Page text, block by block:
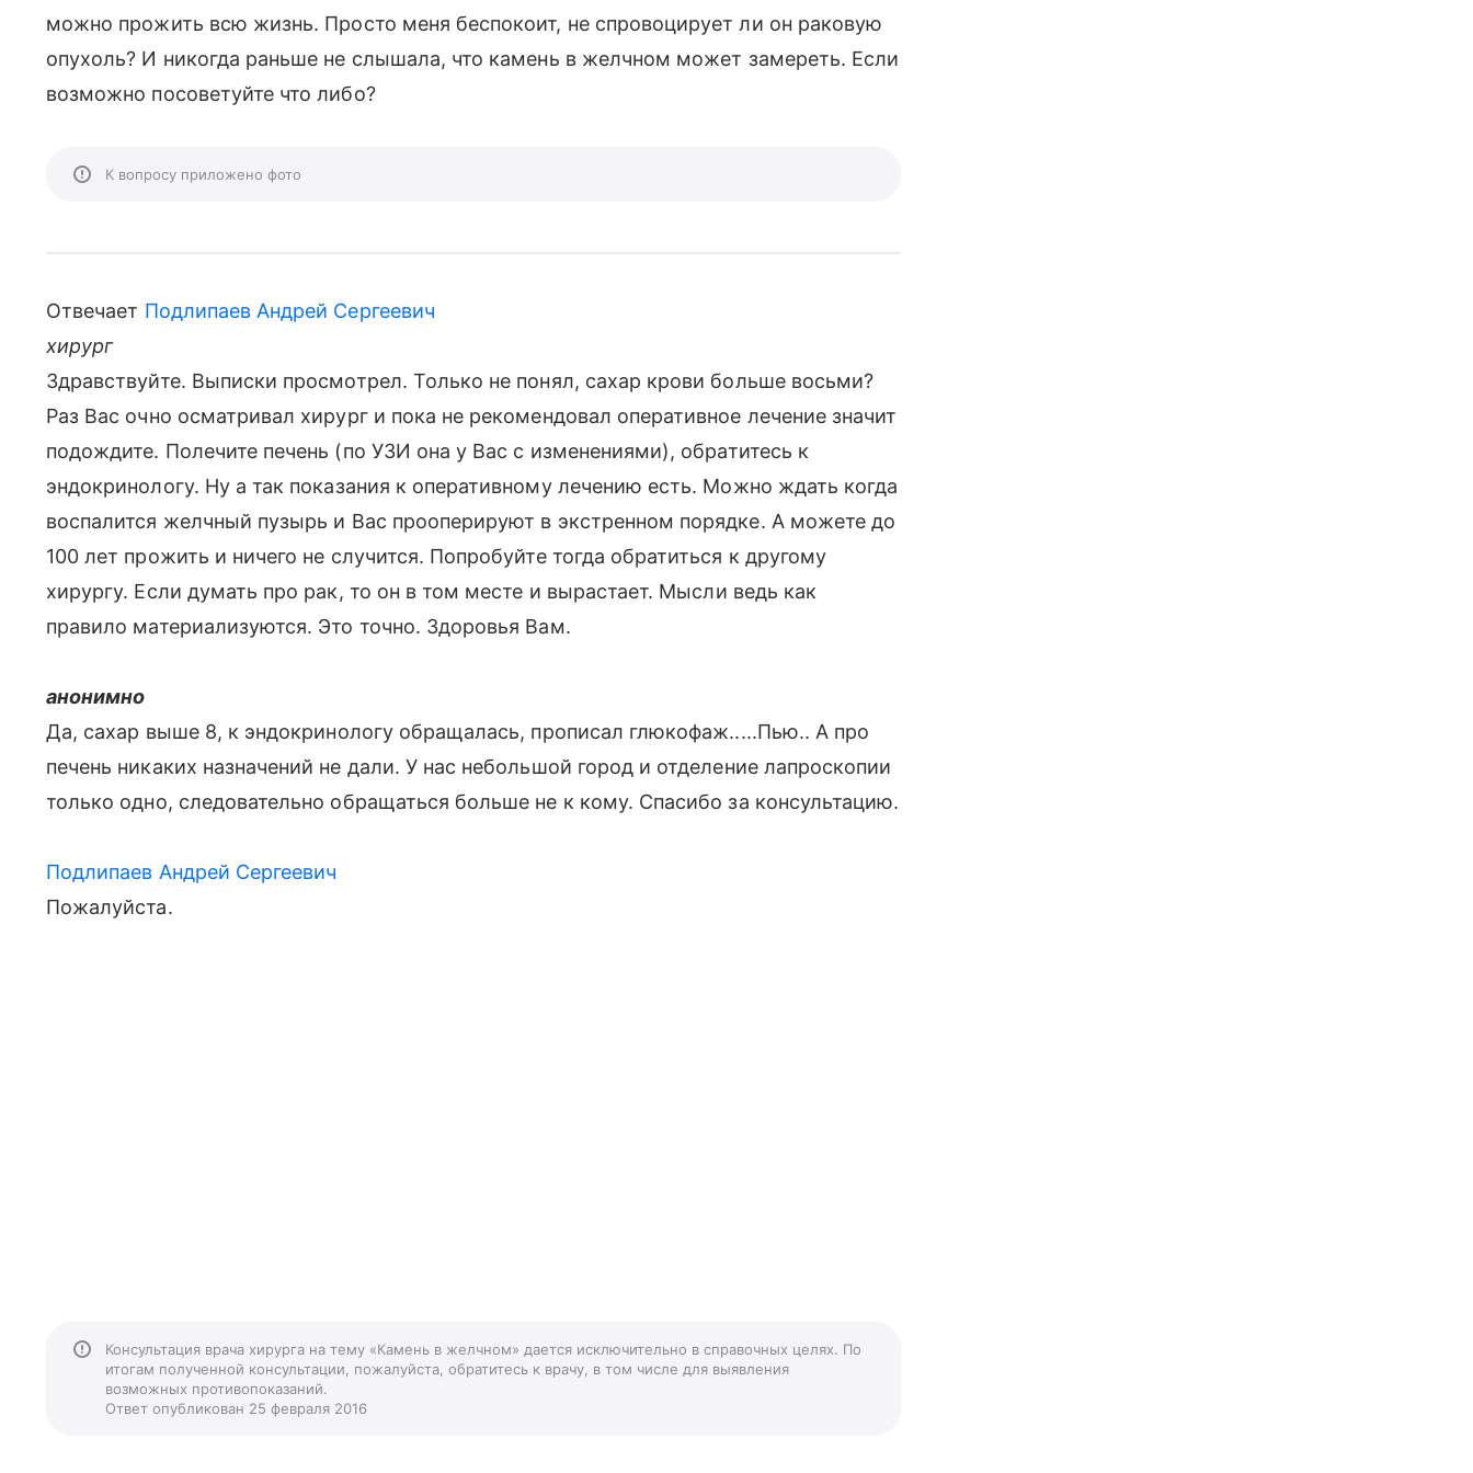
можно прожить всю жизнь. Просто меня беспокоит, не спровоцирует ли он раковую
опухоль? И никогда раньше не слышала, что камень в желчном может замереть. Если
возможно посоветуйте что либо?
К вопросу приложено фото
Отвечает Подлипаев Андрей Сергеевич
хирург
Здравствуйте. Выписки просмотрел. Только не понял, сахар крови больше восьми?
Раз Вас очно осматривал хирург и пока не рекомендовал оперативное лечение значит
подождите. Полечите печень (по УЗИ она у Вас с изменениями), обратитесь к
эндокринологу. Ну а так показания к оперативному лечению есть. Можно ждать когда
воспалится желчный пузырь и Вас прооперируют в экстренном порядке. А можете до
100 лет прожить и ничего не случится. Попробуйте тогда обратиться к другому
хирургу. Если думать про рак, то он в том месте и вырастает. Мысли ведь как
правило материализуются. Это точно. Здоровья Вам.
анонимно
Да, сахар выше 8, к эндокринологу обращалась, прописал глюкофаж.....Пью.. А про
печень никаких назначений не дали. У нас небольшой город и отделение лапроскопии
только одно, следовательно обращаться больше не к кому. Спасибо за консультацию.
Подлипаев Андрей Сергеевич
Пожалуйста.
Консультация врача хирурга на тему «Камень в желчном» дается исключительно в справочных целях. По
итогам полученной консультации, пожалуйста, обратитесь к врачу, в том числе для выявления
возможных противопоказаний.
Ответ опубликован 25 февраля 2016